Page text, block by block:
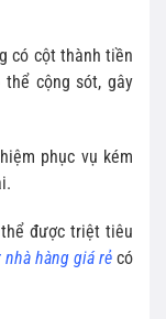
có cột thành tiền
cộng sót, gây
phục vụ kém
được triệt tiêu
hàng giá rẻ có